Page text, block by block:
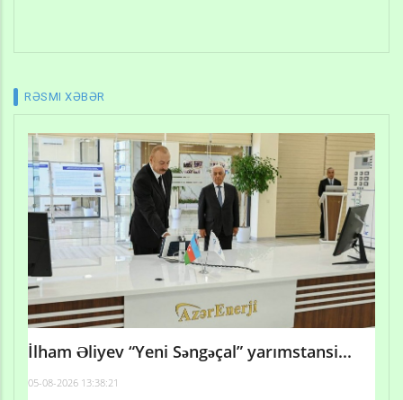
RƏSMI XƏBƏR
İlham Əliyev “Yeni Səngəçal” yarımstansi...
05-08-2026 13:38:21